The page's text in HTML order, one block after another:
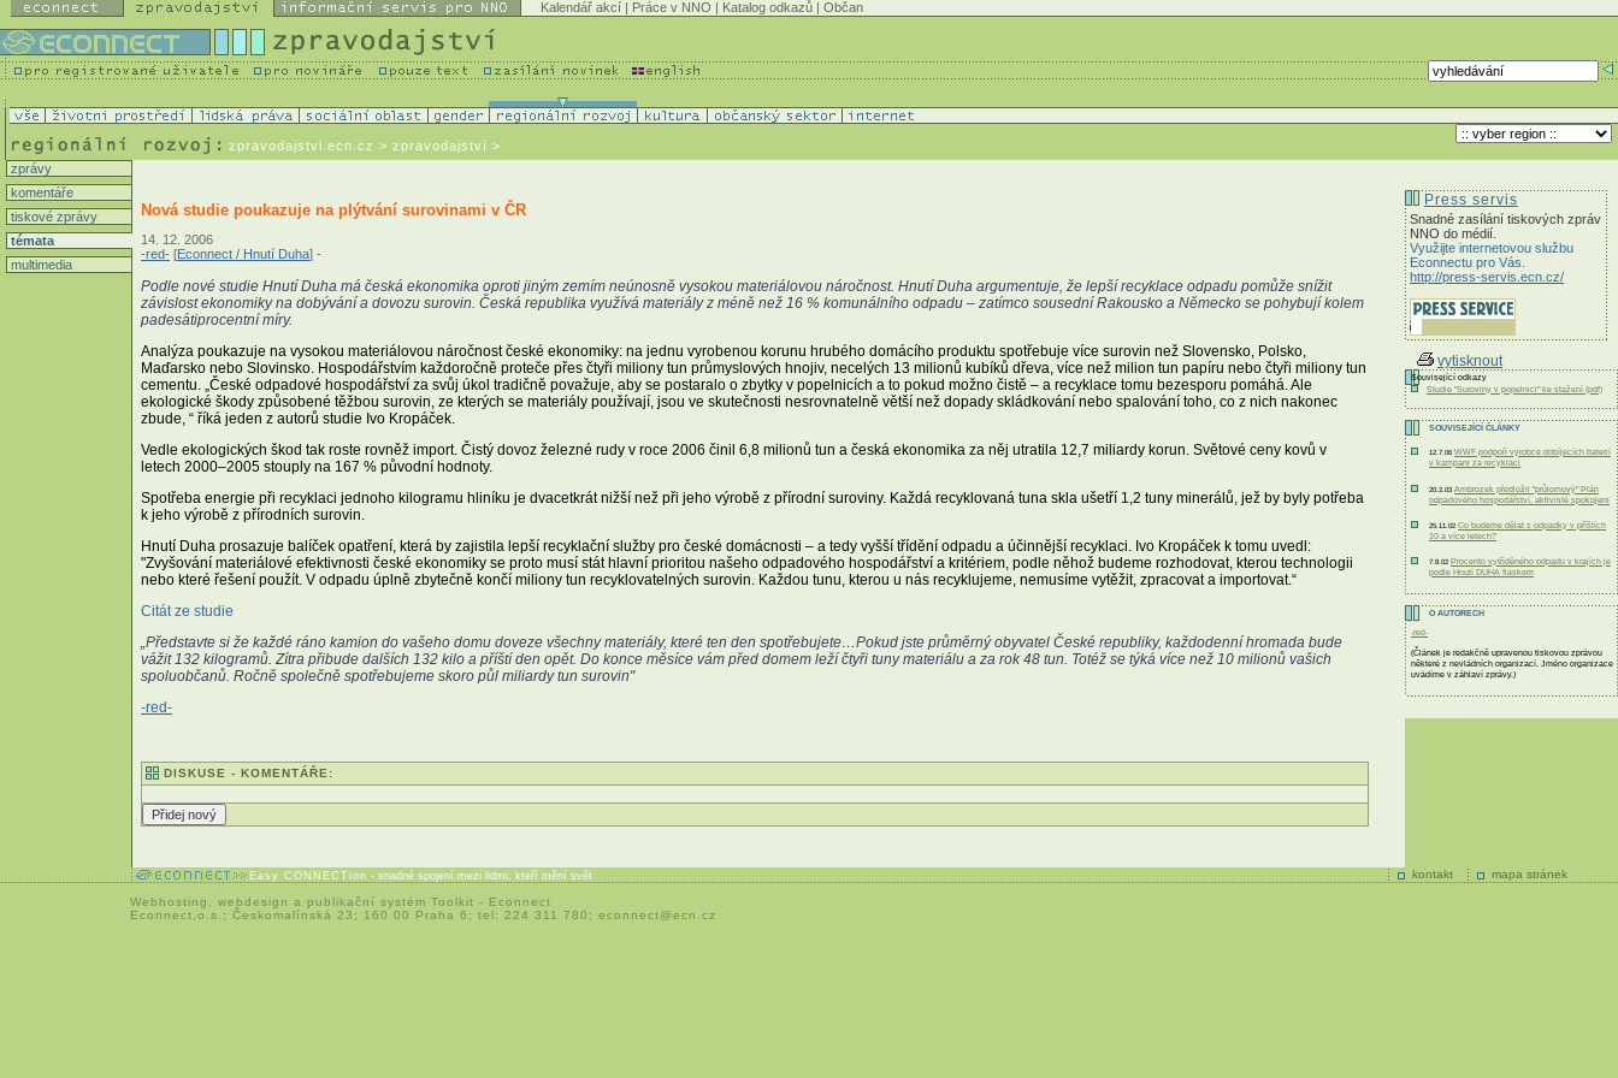
Kalendář akcí | Práce v NNO | Katalog odkazů | Občan
zpravodajstvi.ecn.cz > zpravodajství >
zprávy
komentáře
tiskové zprávy
témata
multimedia
Nová studie poukazuje na plýtvání surovinami v ČR
14. 12. 2006
-red- [Econnect / Hnutí Duha] -
Podle nové studie Hnutí Duha má česká ekonomika oproti jiným zemím neúnosně vysokou materiálovou náročnost. Hnutí Duha argumentuje, že lepší recyklace odpadu pomůže snížit
závislost ekonomiky na dobývání a dovozu surovin. Česká republika využívá materiály z méně než 16 % komunálního odpadu – zatímco sousední Rakousko a Německo se pohybují kolem
padesátiprocentní míry.
Analýza poukazuje na vysokou materiálovou náročnost české ekonomiky: na jednu vyrobenou korunu hrubého domácího produktu spotřebuje více surovin než Slovensko, Polsko,
Maďarsko nebo Slovinsko. Hospodářstvím každoročně proteče přes čtyři miliony tun průmyslových hnojiv, necelých 13 milionů kubíků dřeva, více než milion tun papíru nebo čtyři miliony tun
cementu. „České odpadové hospodářství za svůj úkol tradičně považuje, aby se postaralo o zbytky v popelnicích a to pokud možno čistě – a recyklace tomu bezesporu pomáhá. Ale
ekologické škody způsobené těžbou surovin, ze kterých se materiály používají, jsou ve skutečnosti nesrovnatelně větší než dopady skládkování nebo spalování toho, co z nich nakonec
zbude, “ říká jeden z autorů studie Ivo Kropáček.
Vedle ekologických škod tak roste rovněž import. Čistý dovoz železné rudy v roce 2006 činil 6,8 milionů tun a česká ekonomika za něj utratila 12,7 miliardy korun. Světové ceny kovů v
letech 2000–2005 stouply na 167 % původní hodnoty.
Spotřeba energie při recyklaci jednoho kilogramu hliníku je dvacetkrát nižší než při jeho výrobě z přírodní suroviny. Každá recyklovaná tuna skla ušetří 1,2 tuny minerálů, jež by byly potřeba
k jeho výrobě z přírodních surovin.
Hnutí Duha prosazuje balíček opatření, která by zajistila lepší recyklační služby pro české domácnosti – a tedy vyšší třídění odpadu a účinnější recyklaci. Ivo Kropáček k tomu uvedl:
"Zvyšování materiálové efektivnosti české ekonomiky se proto musí stát hlavní prioritou našeho odpadového hospodářství a kritériem, podle něhož budeme rozhodovat, kterou technologii
nebo které řešení použít. V odpadu úplně zbytečně končí miliony tun recyklovatelných surovin. Každou tunu, kterou u nás recyklujeme, nemusíme vytěžit, zpracovat a importovat.“
Citát ze studie
„Představte si že každé ráno kamion do vašeho domu doveze všechny materiály, které ten den spotřebujete…Pokud jste průměrný obyvatel České republiky, každodenní hromada bude
vážit 132 kilogramů. Zítra přibude dalších 132 kilo a příští den opět. Do konce měsíce vám před domem leží čtyři tuny materiálu a za rok 48 tun. Totéž se týká více než 10 milionů vašich
spoluobčanů. Ročně společně spotřebujeme skoro půl miliardy tun surovin"
-red-
DISKUSE - KOMENTÁŘE:
Press servis
Snadné zasílání tiskových zpráv
NNO do médií.
Využijte internetovou službu
Econnectu pro Vás.
http://press-servis.ecn.cz/
vytisknout
Související odkazy
Studie "Suroviny v popelnici" ke stažení (pdf)
SOUVISEJÍCÍ ČLÁNKY
12.7.06 WWF podpoří výrobce dobíjecích baterií
v kampani za recyklaci
20.2.03 Ambrozek předložil "průlomový" Plán
odpadového hospodářství, aktivisté spokojeni
25.11.02 Co budeme dělat s odpadky v příštích
10 a více letech?
7.8.02 Procento vytříděného odpadu v krajích je
podle Hnutí DUHA fiaskem
O AUTORECH
-red-
(Článek je redakčně upravenou tiskovou zprávou
některé z nevládních organizací. Jméno organizace
uvádíme v záhlaví zprávy.)
kontakt mapa stránek
Easy CONNECTion - snadné spojení mezi lidmi, kteří mění svět
Webhosting webdesign a publikační systém Toolkit - Econnect
Econnect,o.s.; Českomalínská 23; 160 00 Praha 6; tel: 224 311 780; econnect@ecn.cz